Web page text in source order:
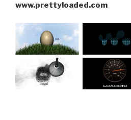
www.prettyloaded.com